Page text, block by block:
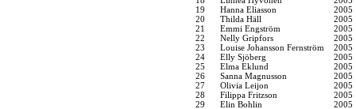
19
Hanna Eliasson
2005
20
Thilda Häll
2005
21
Emmi Engström
2005
22
Nelly Gripfors
2005
23
Louise Johansson Fernström
2005
24
Elly Sjöberg
2005
25
Elma Eklund
2005
26
Sanna Magnusson
2005
27
Olivia Leijon
2005
28
Filippa Fritzson
2005
29
Elin Bohlin
2005